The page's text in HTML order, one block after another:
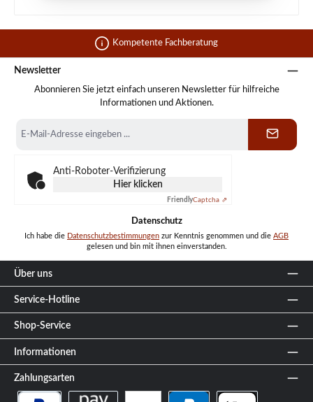
Kompetente Fachberatung
Newsletter
Abonnieren Sie jetzt einfach unseren Newsletter für hilfreiche
Informationen und Aktionen.
Mail-
Anti-Roboter-Verifizierung
Hier klicken
FriendlyCaptcha ⇗
Datenschutz
Ich habe die Datenschutzbestimmungen zur Kenntnis genommen und die AGB
gelesen und bin mit ihnen einverstanden.
Über uns
Service-Hotline
Shop-Service
Informationen
Zahlungsarten